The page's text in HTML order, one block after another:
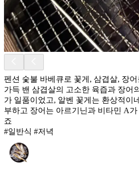
펜션 숯불 바베큐로 꽃게, 삼겹살, 장어
가득 밴 삼겹살의 고소한 육즙과 장어
가 일품이었고, 알벤 꽃게는 환상적이
부하고 장어는 아르기닌과 비타민 A가
죠
#일반식 #저녁